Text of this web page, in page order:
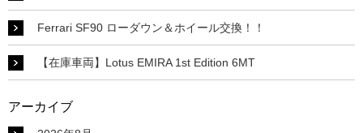
Ferrari SF90 ローダウン＆ホイール交換！！
【在庫車両】Lotus EMIRA 1st Edition 6MT
アーカイブ